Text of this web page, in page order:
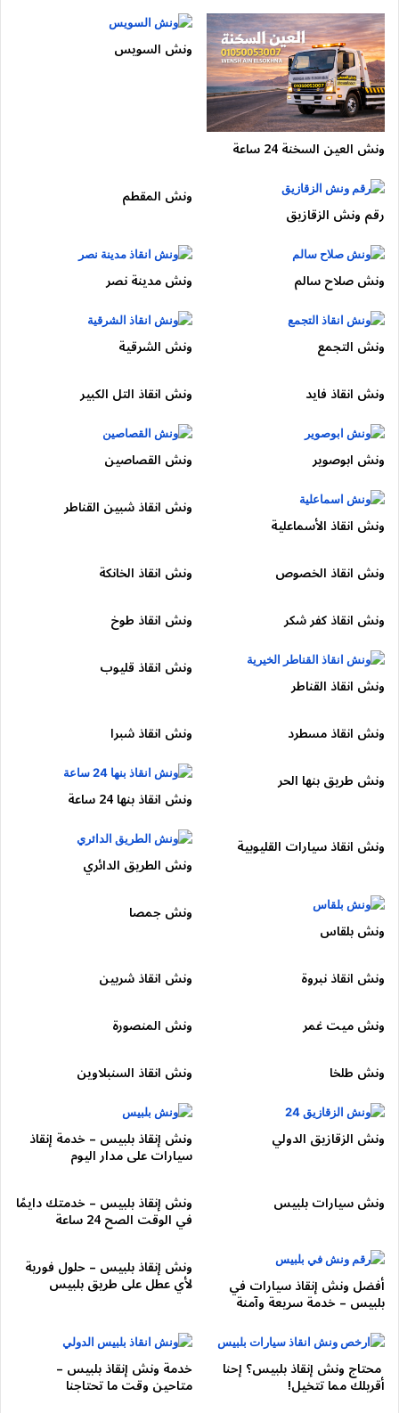
تغطية جميع مناطق مدينة نصر
الخدمة متوفرة في:
ونش الحي العاشر مدينة نصر
ونش الحي السابع مدينة نصر
ونش عباس العقاد
ونش مصطفى النحاس
ونش مكرم عبيد
ونش طريق النصر
ونش الحي السادس مدينة نصر
على
01050053007
كيف تطلب حدمة ونش في مدينة
نصر بسرعة؟
للحصول على أفضل استجابة:
حدد موقعك داخل مدينة نصر
بعد ذلك، سيتم إرسال ونش سيارات مدينة نصر فوراً إلى موقعك.
معايير الأمان في سحب سيارات
أوناش بلاتوه حديثة
حماية الهيكل الخارجي
سائقين محترفين
أسئلة شائعة ؟
كم يستغرق وصول ونش مدينة نصر؟
عادة من 15 إلى 30 دقيقة حسب الموقع.
هل الخدمة متاحة طوال اليوم؟
نعم، خدمةونش مدينة نصر متاحة دائماً عبر01050053007
.
هل يمكن نقل السيارة خارج مدينة نصر؟
نعم، نوفر خدمة نقل السيارات إلى جميع المحافظات.
نصائح عند تعطل سيارتك
توقف في مكان آمن
ونش العين السخنة 24 ساعة
ونش السويس
رقم ونش الزقازيق
ونش المقطم
ونش صلاح سالم ونش مدينة نصر
ونش التجمع
ونش الشرقية
ونش انقاذ فايد
ونش انقاذ التل الكبير
ونش ابوصوير ونش القصاصين
ونش انقاذ الأسماعلية
ونش انقاذ شبين القناطر
ونش انقاذ الخصوص
ونش انقاذ الخانكة
ونش انقاذ كفر شكر
ونش انقاذ طوخ
ونش انقاذ القناطر
ونش انقاذ قليوب
ونش انقاذ مسطرد
ونش انقاذ شبرا
ونش طريق بنها الحر
ونش انقاذ بنها 24 ساعة
ونش انقاذ سيارات القليوبية
ونش الطريق الدائري
ونش بلقاس
ونش جمصا
ونش انقاذ نبروة
ونش انقاذ شربين
ونش ميت غمر
ونش المنصورة
ونش طلخا
ونش انقاذ السنبلاوين
ونش الزقازيق الدولي ونش إنقاذ بلبيس – خدمة إنقاذ
سيارات على مدار اليوم
ونش سيارات بلبيس
ونش إنقاذ بلبيس – خدمتك دايمًا
في الوقت الصح 24 ساعة
أفضل ونش إنقاذ سيارات في
بلبيس – خدمة سريعة وآمنة
ونش إنقاذ بلبيس – حلول فورية
لأي عطل على طريق بلبيس
محتاج ونش إنقاذ بلبيس؟ إحنا
أقربلك مما تتخيل!
خدمة ونش إنقاذ بلبيس –
متاحين وقت ما تحتاجنا